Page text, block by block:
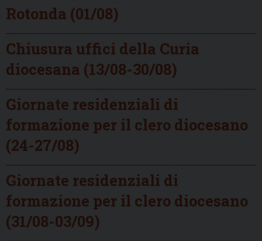
Rotonda (01/08)
Chiusura uffici della Curia
diocesana (13/08-30/08)
Giornate residenziali di
formazione per il clero diocesano
(24-27/08)
Giornate residenziali di
formazione per il clero diocesano
(31/08-03/09)